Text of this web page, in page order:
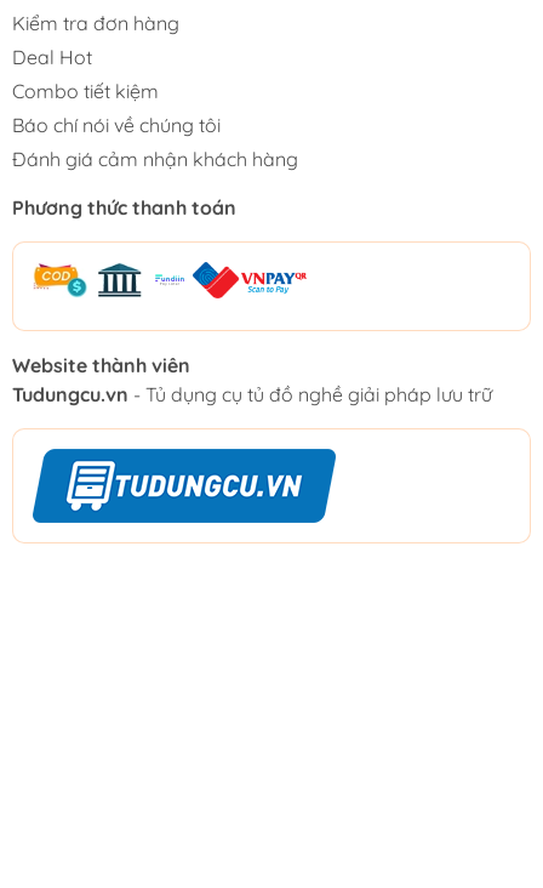
Kiểm tra đơn hàng
Deal Hot
Combo tiết kiệm
Báo chí nói về chúng tôi
Đánh giá cảm nhận khách hàng
Phương thức thanh toán
Website thành viên
Tudungcu.vn - Tủ dụng cụ tủ đồ nghề giải pháp lưu trữ